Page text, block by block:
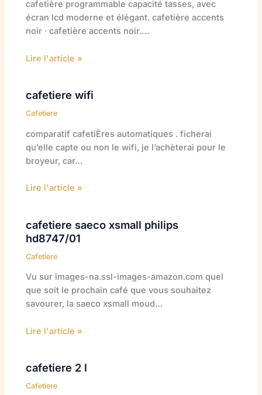
cafetière programmable capacité tasses, avec
écran lcd moderne et élégant. cafetière accents
noir · cafetière accents noir.…
Lire l'article »
cafetiere wifi
Cafetiere
comparatif cafetiÈres automatiques . ficherai
qu’elle capte ou non le wifi, je l’achèterai pour le
broyeur, car…
Lire l'article »
cafetiere saeco xsmall philips
hd8747/01
Cafetiere
Vu sur images-na.ssl-images-amazon.com quel
que soit le prochain café que vous souhaitez
savourer, la saeco xsmall moud…
Lire l'article »
cafetiere 2 l
Cafetiere